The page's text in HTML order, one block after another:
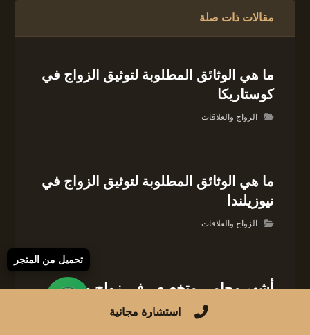
مقالات ذات صلة
ما هي الوثائق المطلوبة لتوثيق الزواج في
كوستاريكا
الزواج والعلاقات
ما هي الوثائق المطلوبة لتوثيق الزواج في
نيوزيلندا
الزواج والعلاقات
أشهر محامي متخصص في زواج وطلاق
الأجانب في بولندااستشارة مجانية
تحميل من المتجر